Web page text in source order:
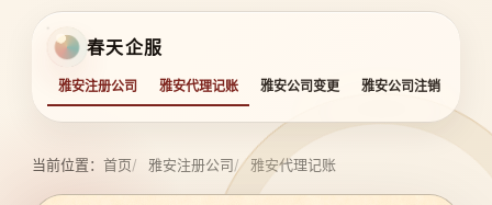
春天企服
雅安注册公司 雅安代理记账 雅安公司变更 雅安公司注销
当前位置： 首页 雅安注册公司 雅安代理记账